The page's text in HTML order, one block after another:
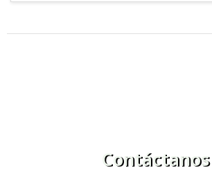
Contáctanos